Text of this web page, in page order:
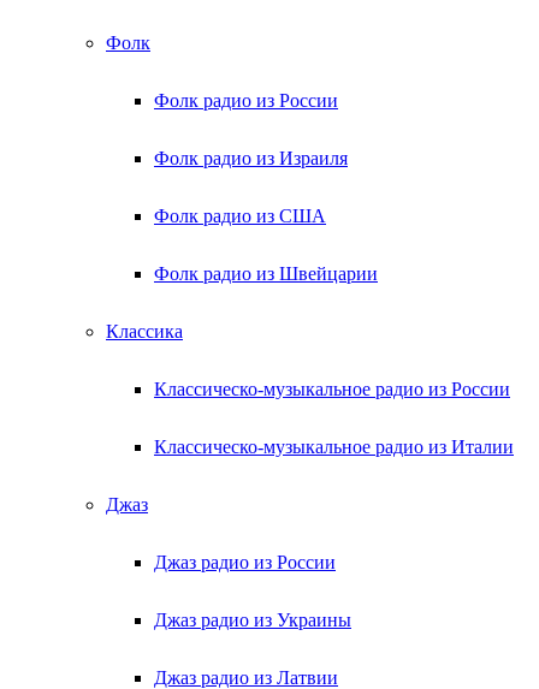
Фолк
Фолк радио из России
Фолк радио из Израиля
Фолк радио из США
Фолк радио из Швейцарии
Классика
Классическо-музыкальное радио из России
Классическо-музыкальное радио из Италии
Джаз
Джаз радио из России
Джаз радио из Украины
Джаз радио из Латвии